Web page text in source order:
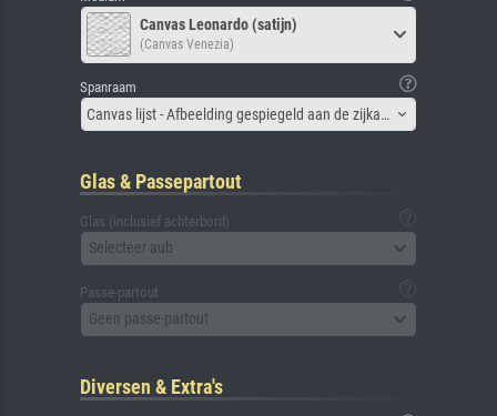
Canvas Leonardo (satijn)
(Canvas Venezia)
Spanraam
Canvas lijst - Afbeelding gespiegeld aan de zijkant
Glas & Passepartout
Glas (inclusief achterbord)
Selecteer aub
Passe-partout
Geen passe-partout
Diversen & Extra's